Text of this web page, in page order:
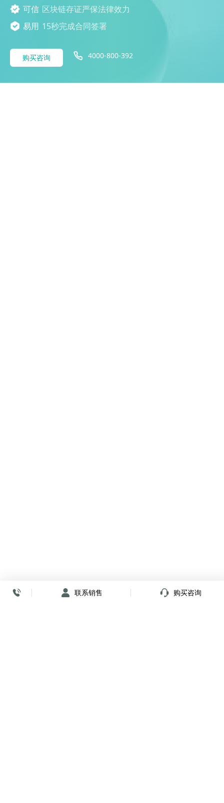
可信 区块链存证严保法律效力
易用 15秒完成合同签署
购买咨询 4000-800-392
联系销售 购买咨询